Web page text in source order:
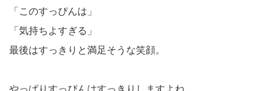
「このすっぴんは」
「気持ちよすぎる」
最後はすっきりと満足そうな笑顔。
やっぱりすっぴんはすっきりしますよね。